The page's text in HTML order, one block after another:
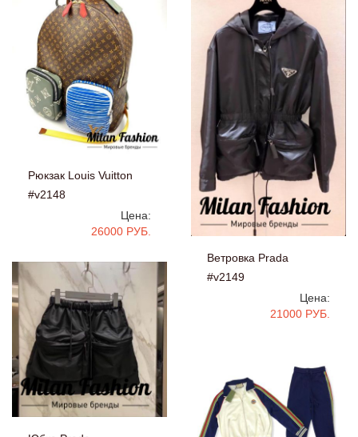
Рюкзак Louis Vuitton
#v2148
Цена:
26000 РУБ.
Ветровка Prada
#v2149
Цена:
21000 РУБ.